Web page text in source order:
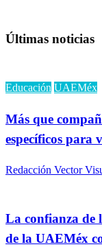
Últimas noticias
Educación UAEMéx
Más que
específicos para
Redacción Vector
La confianza de
de la UAEMéx